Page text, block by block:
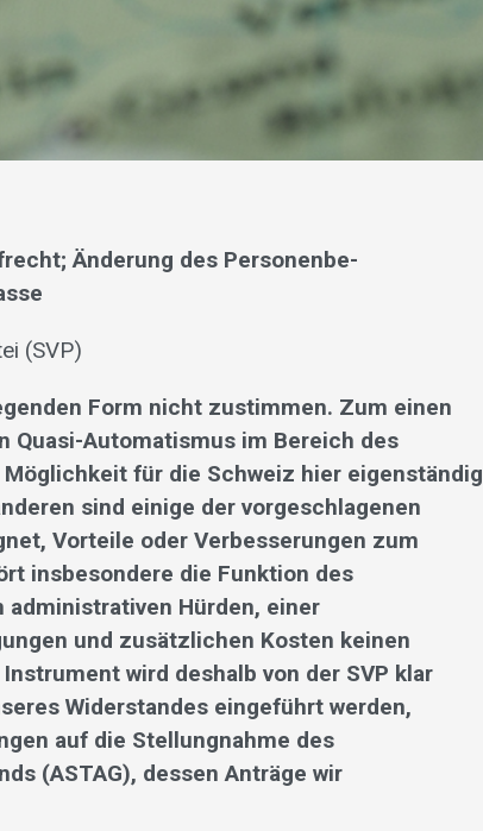
Änderung des Personenbe-
(SVP)
Form nicht zustimmen. Zum einen
Quasi-Automatismus im Bereich des
für die Schweiz hier eigenständig
sind einige der vorgeschlagenen
Vorteile oder Verbesserungen zum
insbesondere die Funktion des
Hürden, einer
und zusätzlichen Kosten keinen
wird deshalb von der SVP klar
Widerstandes eingeführt werden,
auf die Stellungnahme des
(ASTAG), dessen Anträge wir